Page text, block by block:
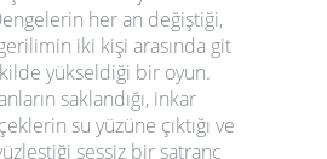
her an değiştiği,
iki kişi arasında git
yükseldiği bir oyun.
saklandığı, inkar
su yüzüne çıktığı ve
sessiz bir satranç